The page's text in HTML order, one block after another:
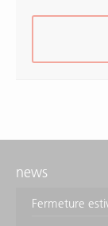
news
Fermeture